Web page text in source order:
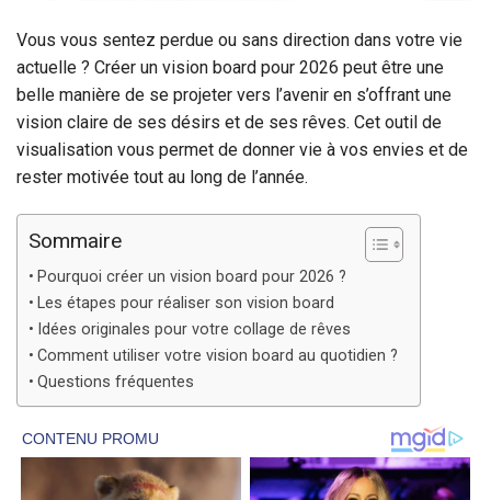
Vous vous sentez perdue ou sans direction dans votre vie
actuelle ? Créer un vision board pour 2026 peut être une
belle manière de se projeter vers l’avenir en s’offrant une
vision claire de ses désirs et de ses rêves. Cet outil de
visualisation vous permet de donner vie à vos envies et de
rester motivée tout au long de l’année.
Sommaire
Pourquoi créer un vision board pour 2026 ?
Les étapes pour réaliser son vision board
Idées originales pour votre collage de rêves
Comment utiliser votre vision board au quotidien ?
Questions fréquentes